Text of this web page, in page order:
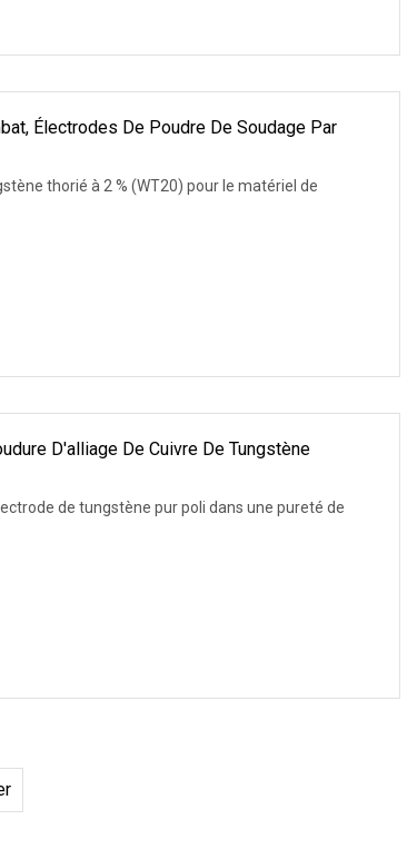
Électrodes De Poudre De Soudage Par
thorié à 2 % (WT20) pour le matériel de
D'alliage De Cuivre De Tungstène
de tungstène pur poli dans une pureté de